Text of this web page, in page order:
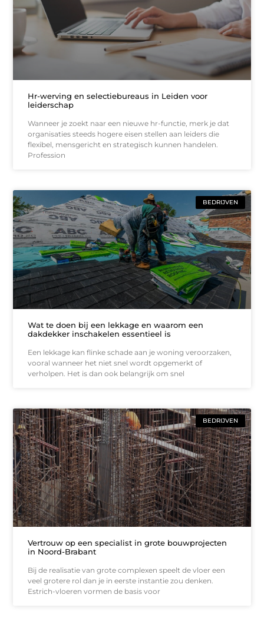
Hr-werving en selectiebureaus in Leiden voor
leiderschap
Wanneer je zoekt naar een nieuwe hr-functie, merk je dat
organisaties steeds hogere eisen stellen aan leiders die
flexibel, mensgericht en strategisch kunnen handelen.
Profession
BEDRIJVEN
Wat te doen bij een lekkage en waarom een
dakdekker inschakelen essentieel is
Een lekkage kan flinke schade aan je woning veroorzaken,
vooral wanneer het niet snel wordt opgemerkt of
verholpen. Het is dan ook belangrijk om snel
BEDRIJVEN
Vertrouw op een specialist in grote bouwprojecten
in Noord-Brabant
Bij de realisatie van grote complexen speelt de vloer een
veel grotere rol dan je in eerste instantie zou denken.
Estrich-vloeren vormen de basis voor